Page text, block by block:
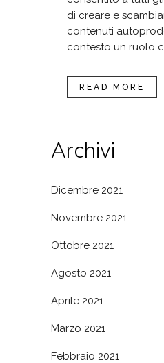
di creare e
contenuti
contesto un ruolo
READ MORE
Archivi
Dicembre 2021
Novembre 2021
Ottobre 2021
Agosto 2021
Aprile 2021
Marzo 2021
Febbraio 2021